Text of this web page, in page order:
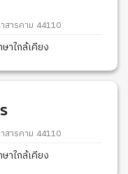
สารคาม 44110
าใกล้เคียง
สารคาม 44110
าใกล้เคียง